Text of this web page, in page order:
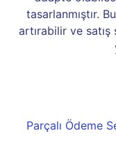
tasarlanmıştır.
artırabilir ve
Parçalı Ödeme